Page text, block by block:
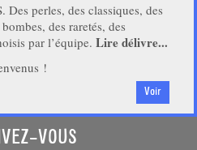
Voir
perles, des classiques, des
des raretés, des
par l’équipe. Lire délivre...
!
VOUS